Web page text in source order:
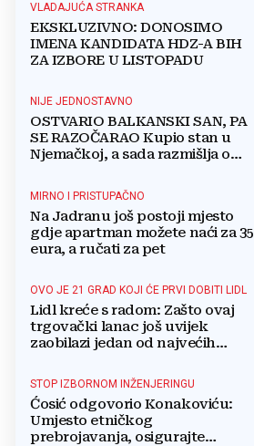
VLADAJUĆA STRANKA
EKSKLUZIVNO: DONOSIMO
IMENA KANDIDATA HDZ-A BIH
ZA IZBORE U LISTOPADU
NIJE JEDNOSTAVNO
OSTVARIO BALKANSKI SAN, PA
SE RAZOČARAO Kupio stan u
Njemačkoj, a sada razmišlja o
MIRNO I PRISTUPAČNO
Na Jadranu još postoji mjesto
gdje apartman možete naći za 35
eura, a ručati za pet
OVO JE 21 GRAD KOJI ĆE PRVI DOBITI LIDL
Lidl kreće s radom: Zašto ovaj
trgovački lanac još uvijek
zaobilazi jedan od najvećih
STOP IZBORNOM INŽENJERINGU
Ćosić odgovorio Konakoviću:
Umjesto etničkog
prebrojavanja, osigurajte